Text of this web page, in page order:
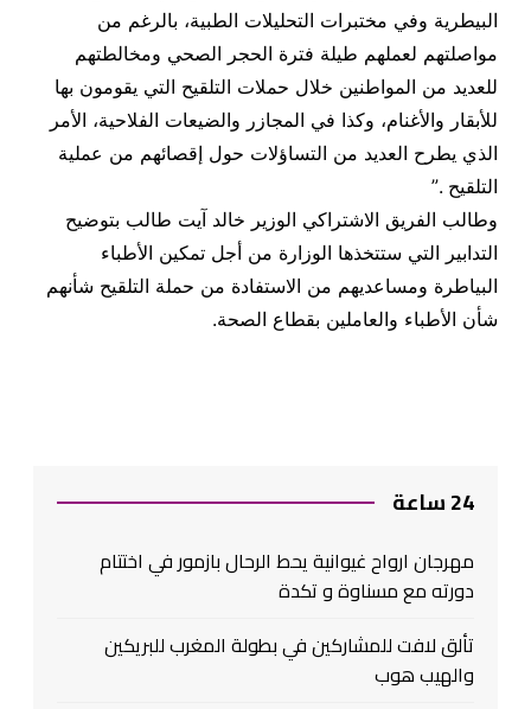
البيطرية وفي مختبرات التحليلات الطبية، بالرغم من
مواصلتهم لعملهم طيلة فترة الحجر الصحي ومخالطتهم
للعديد من المواطنين خلال حملات التلقيح التي يقومون بها
للأبقار والأغنام، وكذا في المجازر والضيعات الفلاحية، الأمر
الذي يطرح العديد من التساؤلات حول إقصائهم من عملية
التلقيح .”
وطالب الفريق الاشتراكي الوزير خالد آيت طالب بتوضيح
التدابير التي ستتخذها الوزارة من أجل تمكين الأطباء
البياطرة ومساعديهم من الاستفادة من حملة التلقيح شأنهم
شأن الأطباء والعاملين بقطاع الصحة.
24 ساعة
مهرجان ارواح غيوانية يحط الرحال بازمور في اختتام
دورته مع مسناوة و تكدة
تألق لافت للمشاركين في بطولة المغرب للبريكين
والهيب هوب